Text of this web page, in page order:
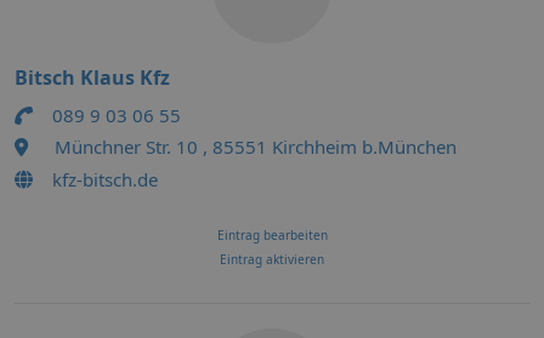
Bitsch Klaus Kfz
089 9 03 06 55
Münchner Str. 10 , 85551 Kirchheim b.München
kfz-bitsch.de
Eintrag bearbeiten
Eintrag aktivieren